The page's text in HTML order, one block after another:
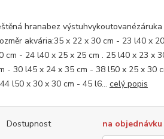
hranabez
akvária:35 x 22 x 30 cm - 23 l40 x
cm - 24 l40 x 25 x 25 cm . 25 l40 x 23 x
- 30 l45 x 24 x 35 cm - 38 l50 x 25 x 30
l50 x 30 x 30 cm - 45 l6... celý popis
Dostupnost
na objednávku